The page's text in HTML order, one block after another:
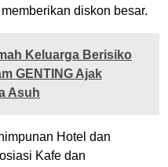
diskon besar.
Keluarga Berisiko
GENTING Ajak
Asuh
Hotel dan
Kafe dan